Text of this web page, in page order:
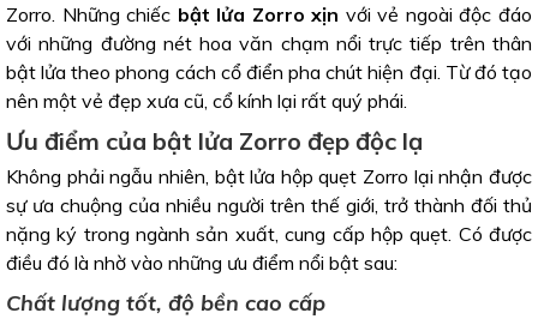
Zorro. Những chiếc bật lửa Zorro xịn với vẻ ngoài độc đáo
với những đường nét hoa văn chạm nổi trực tiếp trên thân
bật lửa theo phong cách cổ điển pha chút hiện đại. Từ đó tạo
nên một vẻ đẹp xưa cũ, cổ kính lại rất quý phái.
Ưu điểm của bật lửa Zorro đẹp độc lạ
Không phải ngẫu nhiên, bật lửa hộp quẹt Zorro lại nhận được
sự ưa chuộng của nhiều người trên thế giới, trở thành đối thủ
nặng ký trong ngành sản xuất, cung cấp hộp quẹt. Có được
điều đó là nhờ vào những ưu điểm nổi bật sau:
Chất lượng tốt, độ bền cao cấp